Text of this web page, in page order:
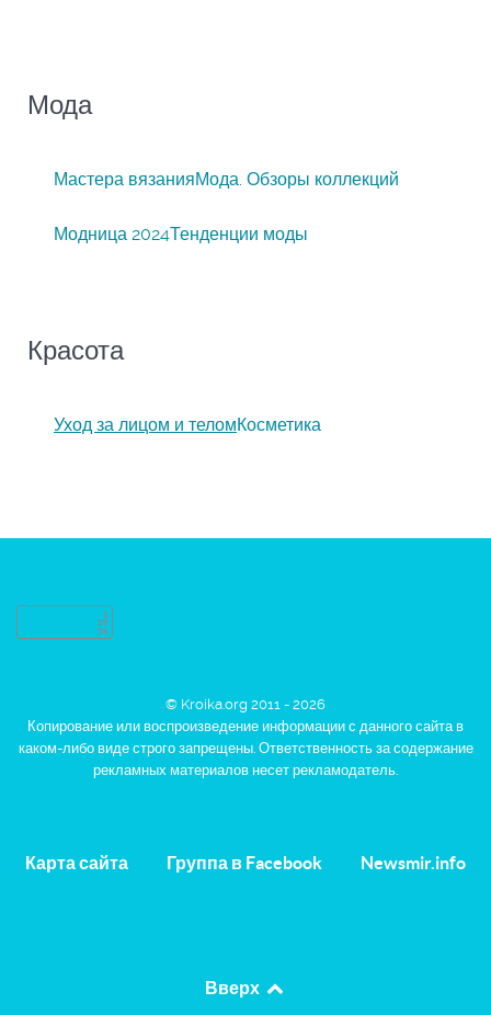
Мода
Мастера вязанияМода. Обзоры коллекций
Модница 2024Тенденции моды
Красота
Уход за лицом и теломКосметика
© Kroika.org 2011 - 2026
Копирование или воспроизведение информации с данного сайта в
каком-либо виде строго запрещены. Ответственность за содержание
рекламных материалов несет рекламодатель.
Карта сайта Группа в Facebook Newsmir.info
Вверх